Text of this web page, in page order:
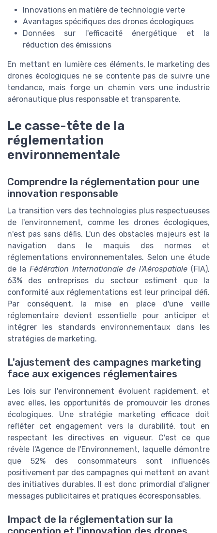
Innovations en matière de technologie verte
Avantages spécifiques des drones écologiques
Données sur l'efficacité énergétique et la
réduction des émissions
En mettant en lumière ces éléments, le marketing des
drones écologiques ne se contente pas de suivre une
tendance, mais forge un chemin vers une industrie
aéronautique plus responsable et transparente.
Le casse-tête de la
réglementation
environnementale
Comprendre la réglementation pour une
innovation responsable
La transition vers des technologies plus respectueuses
de l'environnement, comme les drones écologiques,
n'est pas sans défis. L'un des obstacles majeurs est la
navigation dans le maquis des normes et
réglementations environnementales. Selon une étude
de la Fédération Internationale de l'Aérospatiale (FIA),
63% des entreprises du secteur estiment que la
conformité aux réglementations est leur principal défi.
Par conséquent, la mise en place d'une veille
réglementaire devient essentielle pour anticiper et
intégrer les standards environnementaux dans les
stratégies de marketing.
L'ajustement des campagnes marketing
face aux exigences réglementaires
Les lois sur l'environnement évoluent rapidement, et
avec elles, les opportunités de promouvoir les drones
écologiques. Une stratégie marketing efficace doit
refléter cet engagement vers la durabilité, tout en
respectant les directives en vigueur. C'est ce que
révèle l'Agence de l'Environnement, laquelle démontre
que 52% des consommateurs sont influencés
positivement par des campagnes qui mettent en avant
des initiatives durables. Il est donc primordial d'aligner
messages publicitaires et pratiques écoresponsables.
Impact de la réglementation sur la